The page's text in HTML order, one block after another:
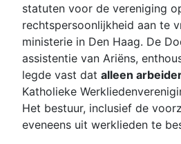
statuten voor de vereniging
rechtspersoonlijkheid aan te
ministerie in Den Haag. De
assistentie van Ariëns,
legde vast dat alleen
Katholieke
Het bestuur, inclusief de
eveneens uit werklieden te